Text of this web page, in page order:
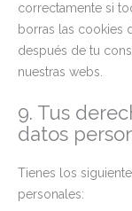
correctamente si
borras las cookies
después de tu
nuestras webs.
9. Tus
datos
Tienes los
personales: